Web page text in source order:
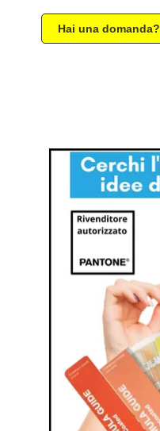
Hai una domanda?